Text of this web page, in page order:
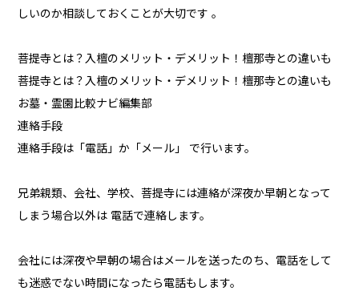
しいのか相談しておくことが大切です 。
菩提寺とは？入檀のメリット・デメリット！檀那寺との違いも
菩提寺とは？入檀のメリット・デメリット！檀那寺との違いも
お墓・霊園比較ナビ編集部
連絡手段
連絡手段は「電話」か「メール」 で行います。
兄弟親類、会社、学校、菩提寺には連絡が深夜か早朝となって
しまう場合以外は 電話で連絡します。
会社には深夜や早朝の場合はメールを送ったのち、電話をして
も迷惑でない時間になったら電話もします。